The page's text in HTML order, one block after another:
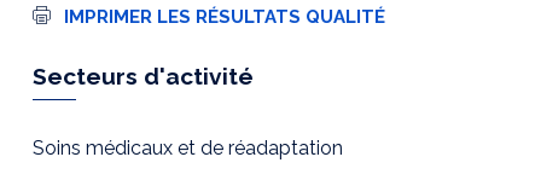
I
e
s
i
o
IMPRIMER LES RÉSULTATS QUALITÉ
Secteurs d'activité
Soins médicaux et de réadaptation